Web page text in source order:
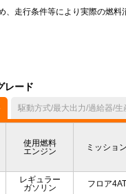
走行条件等により実際の燃料
レード
駆動方式/最大出力/過給器/
使用燃料
エンジン
ミッション
レギュラー
ガソリン
フロア4AT